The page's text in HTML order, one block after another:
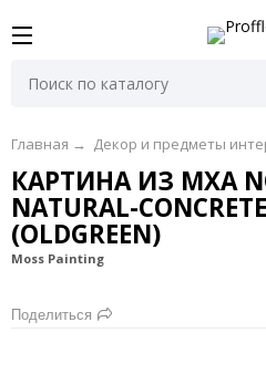
Главная → Декор и предметы
КАРТИНА ИЗ МХА
NATURAL-
(OLDGREEN)
Moss Painting
Поделиться